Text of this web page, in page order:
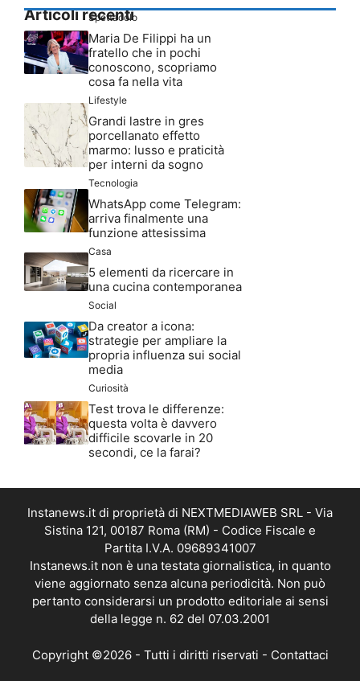
Articoli recenti
Spettacolo
Maria De Filippi ha un
fratello che in pochi
conoscono, scopriamo
cosa fa nella vita
Lifestyle
Grandi lastre in gres
porcellanato effetto
marmo: lusso e praticità
per interni da sogno
Tecnologia
WhatsApp come Telegram:
arriva finalmente una
funzione attesissima
Casa
5 elementi da ricercare in
una cucina contemporanea
Social
Da creator a icona:
strategie per ampliare la
propria influenza sui social
media
Curiosità
Test trova le differenze:
questa volta è davvero
difficile scovarle in 20
secondi, ce la farai?
Instanews.it di proprietà di NEXTMEDIAWEB SRL - Via
Sistina 121, 00187 Roma (RM) - Codice Fiscale e
Partita I.V.A. 09689341007
Instanews.it non è una testata giornalistica, in quanto
viene aggiornato senza alcuna periodicità. Non può
pertanto considerarsi un prodotto editoriale ai sensi
della legge n. 62 del 07.03.2001
Copyright ©2026 - Tutti i diritti riservati - Contattaci